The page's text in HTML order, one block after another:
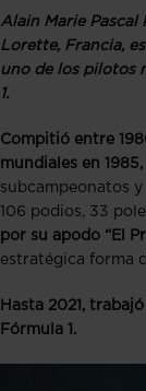
Alain Marie Pascal
Lorette, Francia,
uno de los pilotos
1.
Compitió entre
mundiales en 1985,
subcampeonatos
106 podios, 33
por su apodo “El
estratégica forma
Hasta 2021,
Fórmula 1.